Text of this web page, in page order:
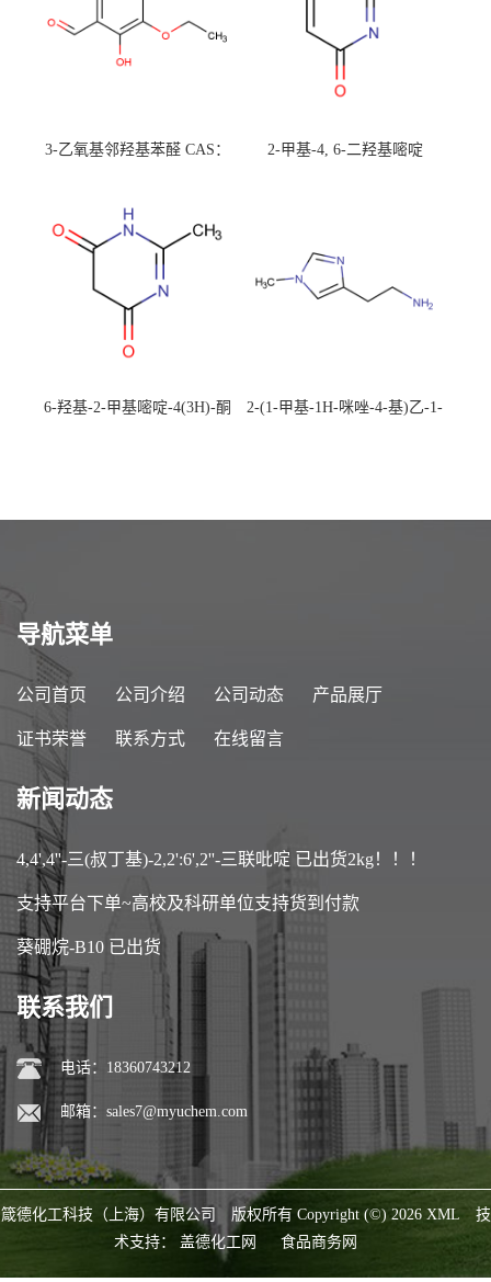
3-乙氧基邻羟基苯醛 CAS：
校可先用后付
2-甲基-4, 6-二羟基嘧啶
6-羟基-2-甲基嘧啶-4(3H)-酮
2-(1-甲基-1H-咪唑-4-基)乙-1-
导航菜单
公司首页 公司介绍 公司动态 产品展厅
证书荣誉 联系方式 在线留言
新闻动态
4,4',4''-三(叔丁基)-2,2':6',2''-三联吡啶 已出货2kg！！！
支持平台下单~高校及科研单位支持货到付款
葵硼烷-B10 已出货
联系我们
电话：18360743212
邮箱： sales7@myuchem.com
箴德化工科技（上海）有限公司 版权所有 Copyright (©) 2026 XML
技
术支持： 盖德化工网 食品商务网